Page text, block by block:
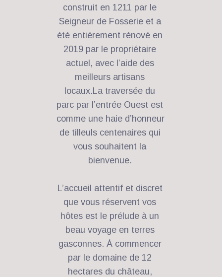
construit en 1211 par le
Seigneur de Fosserie et a
été entièrement rénové en
2019 par le propriétaire
actuel, avec l’aide des
meilleurs artisans
locaux.La traversée du
parc par l’entrée Ouest est
comme une haie d’honneur
de tilleuls centenaires qui
vous souhaitent la
bienvenue.
L’accueil attentif et discret
que vous réservent vos
hôtes est le prélude à un
beau voyage en terres
gasconnes. À commencer
par le domaine de 12
hectares du château,